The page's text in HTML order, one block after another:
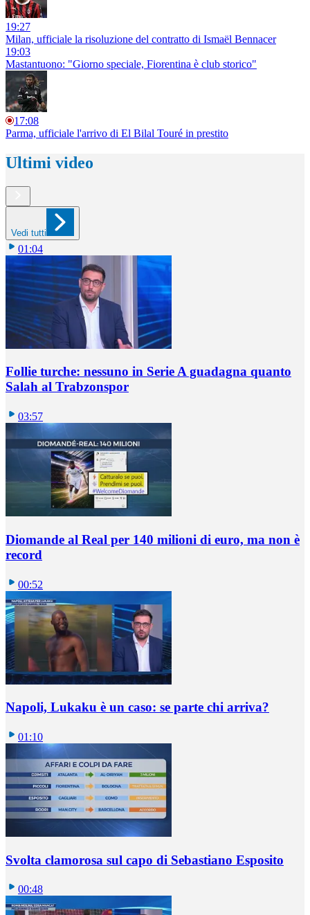
19:27
Milan, ufficiale la risoluzione del contratto di Ismaël Bennacer
19:03
Mastantuono: "Giorno speciale, Fiorentina è club storico"
17:08
Parma, ufficiale l'arrivo di El Bilal Touré in prestito
Ultimi video
Vedi tutti
01:04
Follie turche: nessuno in Serie A guadagna quanto
Salah al Trabzonspor
03:57
Diomande al Real per 140 milioni di euro, ma non è
record
00:52
Napoli, Lukaku è un caso: se parte chi arriva?
01:10
Svolta clamorosa sul capo di Sebastiano Esposito
00:48